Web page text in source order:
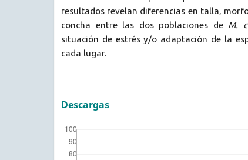
resultados revelan diferencias en talla,
concha entre las dos poblaciones de M.
situación de estrés y/o adaptación de la
cada lugar.
Descargas